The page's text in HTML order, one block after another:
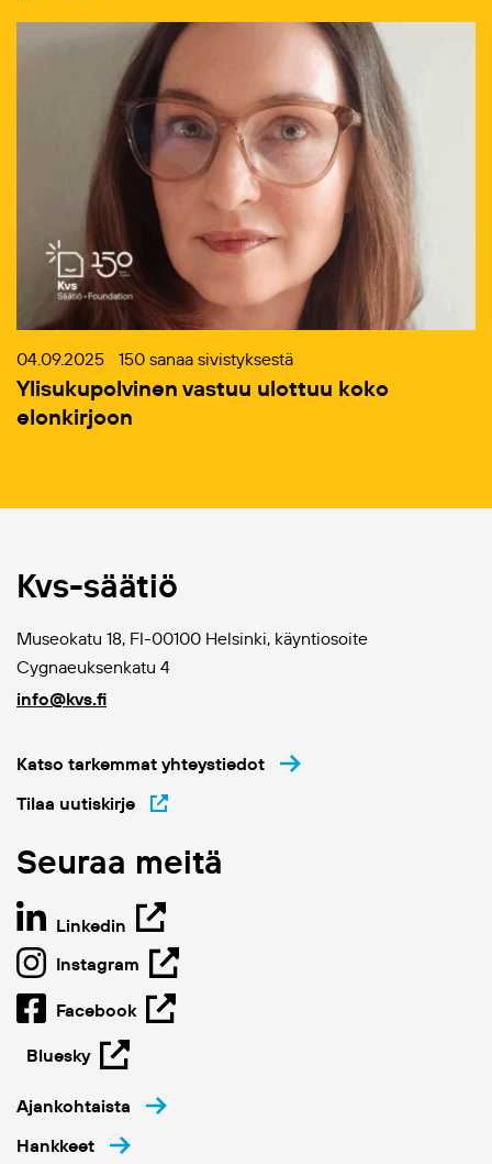
04.09.2025 150 sanaa sivistyksestä
Ylisukupolvinen vastuu ulottuu koko
elonkirjoon
Kvs-säätiö
Museokatu 18, FI-00100 Helsinki, käyntiosoite
Cygnaeuksenkatu 4
info@kvs.fi
Katso tarkemmat yhteystiedot
Tilaa uutiskirje
Seuraa meitä
Linkedin
Instagram
Facebook
Bluesky
Ajankohtaista
Hankkeet